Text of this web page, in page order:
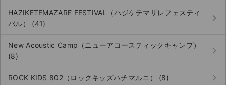
HAZIKETEMAZARE FESTIVAL（ハジケテマザレフェスティ
バル） (41)
keyboard_arrow_right
New Acoustic Camp（ニューアコースティックキャンプ）
(8)
keyboard_arrow_right
ROCK KIDS 802（ロックキッズハチマルニ） (8) keyboard_arrow_right